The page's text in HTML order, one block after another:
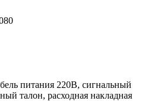
питания 220В, сигнальный
талон, расходная накладная